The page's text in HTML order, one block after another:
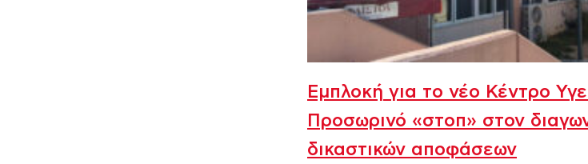
Εμπλοκή για το νέο Κέντρο
Προσωρινό «στοπ» στον
δικαστικών αποφάσεων